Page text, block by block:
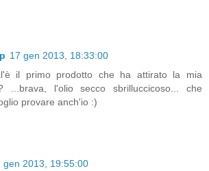
17 gen 2013, 18:33:00
il primo prodotto che ha attirato la mia
...brava, l'olio secco sbrilluccicoso... che
provare anch'io :)
gen 2013, 19:55:00